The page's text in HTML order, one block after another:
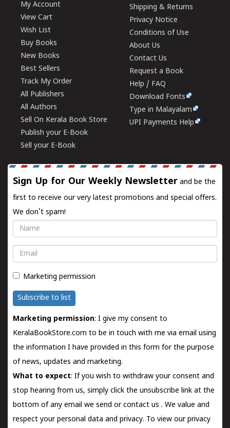
My Account
View Cart
Wish List
Buy Books
New Books
Best Sellers
Track My Order
All Publishers
All Authors
Sell On Kerala Book Store
Publish your E-Book
Sell your E-Book
Shipping & Returns
Privacy Notice
Conditions of Use
About Us
Contact Us
Request a Book
Help / FAQ
Download Fonts
Type in Malayalam
UPI Payments Help
Sign Up for Our Weekly Newsletter and be the
first to receive our very latest promotions and special offers.
We don't spam!
Name
Email
Marketing permission
Subscribe to list
Marketing permission: I give my consent to
KeralaBookStore.com to be in touch with me via email using
the information I have provided in this form for the purpose
of news, updates and marketing.
What to expect: If you wish to withdraw your consent and
stop hearing from us, simply click the unsubscribe link at the
bottom of any email we send orcontact us . We value and
respect your personal data and privacy. To view our privacy